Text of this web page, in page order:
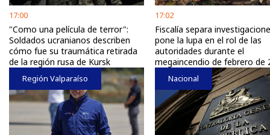
17:00
"Como una película de terror":
Soldados ucranianos describen
cómo fue su traumática retirada
de la región rusa de Kursk
17:02
Fiscalía separa
pone la lupa en el rol de las
autoridades durante el
megaincendio de febrero de
Región Valparaíso Nacional